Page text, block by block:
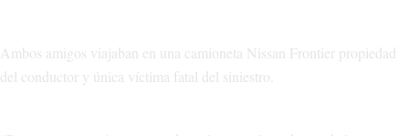
Ambos amigos viajaban en una camioneta Nissan Frontier propiedad
del conductor y única víctima fatal del siniestro.